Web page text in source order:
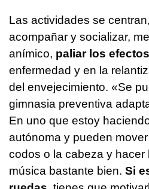
Las actividades se
acompañar y socializar,
anímico, paliar los
enfermedad y en la
del envejecimiento. «Se
gimnasia preventiva
En uno que estoy
autónoma y pueden
codos o la cabeza y hacer
música bastante bien. Si